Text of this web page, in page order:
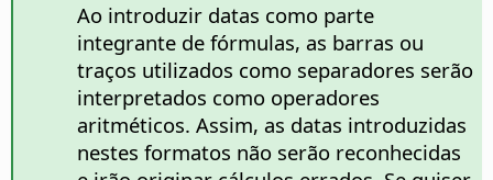
Ao introduzir datas como parte
integrante de fórmulas, as barras ou
traços utilizados como separadores serão
interpretados como operadores
aritméticos. Assim, as datas introduzidas
nestes formatos não serão reconhecidas